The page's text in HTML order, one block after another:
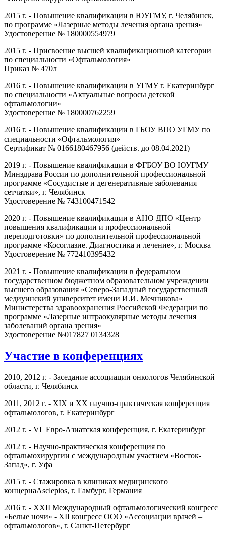
2015 г. - Повышение квалификации в ЮУГМУ, г. Челябинск,
по программе «Лазерные методы лечения органа зрения»
Удостоверение № 180000554979
2015 г. - Присвоение высшей квалификационной категории
по специальности «Офтальмология»
Приказ № 470л
2016 г. - Повышение квалификации в УГМУ г. Екатеринбург
по специальности «Актуальные вопросы детской
офтальмологии»
Удостоверение № 180000762259
2016 г. - Повышение квалификации в ГБОУ ВПО УГМУ по
специальности «Офтальмология»
Сертификат № 0166180467956 (действ. до 08.04.2021)
2019 г. - Повышение квалификации в ФГБОУ ВО ЮУГМУ
Минздрава России по дополнительной профессиональной
программе «Сосудистые и дегенеративные заболевания
сетчатки», г. Челябинск
Удостоверение № 743100471542
2020 г. - Повышение квалификации в АНО ДПО «Центр
повышения квалификации и профессиональной
переподготовки» по дополнительной профессиональной
программе «Косоглазие. Диагностика и лечение», г. Москва
Удостоверение № 772410395432
2021 г. - Повышение квалификации в федеральном
государственном бюджетном образовательном учреждении
высшего образования «Северо-Западный государственный
медиуинский университет имени И.И. Мечникова»
Министерства здравоохранения Российской Федерации по
программе «Лазерные интраокулярные методы лечения
заболеваний органа зрения»
Удостоверение №017827 0134328
Участие в конференциях
2010, 2012 г. - Заседание ассоциации онкологов Челябинской
области, г. Челябинск
2011, 2012 г. - XIX и XX научно-практическая конференция
офтальмологов, г. Екатеринбург
2012 г. - VI Евро-Азиатская конференция, г. Екатеринбург
2012 г. - Научно-практическая конференция по
офтальмохирургии с международным участием «Восток-
Запад», г. Уфа
2015 г. - Стажировка в клиниках медицинского
концернаAsclepios, г. Гамбург, Германия
2016 г. - XXII Международный офтальмологический конгресс
«Белые ночи» - XII конгресс ООО «Ассоциации врачей –
офтальмологов», г. Санкт-Петербург